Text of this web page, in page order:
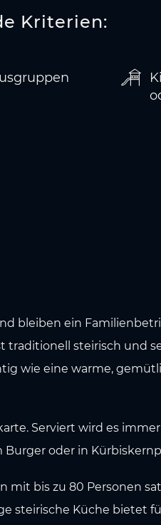
Kriterien:
bleiben ein
steirisch und
wie eine warme,
Serviert wird es
Burger oder in
mit bis zu 80 Personen
steirische Küche bietet